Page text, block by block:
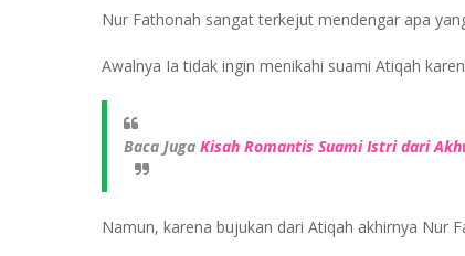
Nur Fathonah sangat terkejut mendengar apa
Awalnya Ia tidak ingin menikahi suami Atiqah
Baca Juga Kisah Romantis Suami Istri dari
Namun, karena bujukan dari Atiqah akhirnya Nur